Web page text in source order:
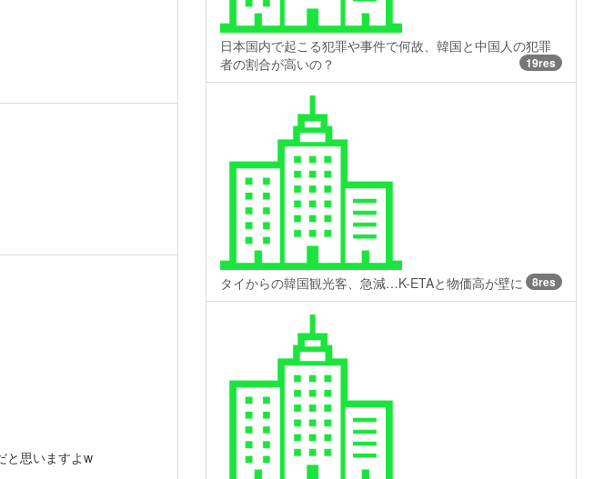
と思いますよw
日本国内で起こる犯罪や事件で何故、韓国と中国人の犯罪
者の割合が高いの？
19res
タイからの韓国観光客、急減…K-ETAと物価高が壁に 8res